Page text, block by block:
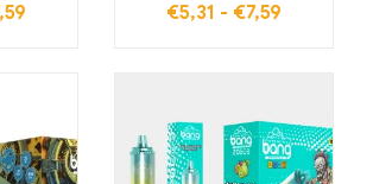
STRAWBERRY ICE
€5,31 - €7,59